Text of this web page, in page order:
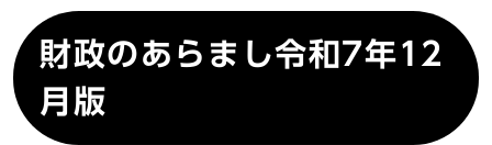
財政のあらまし令和7年12
月版